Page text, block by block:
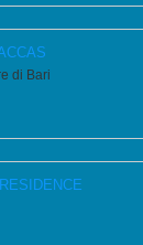
di Bari